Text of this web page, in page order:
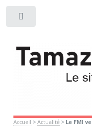
Accueil > Actualité> Le FMI